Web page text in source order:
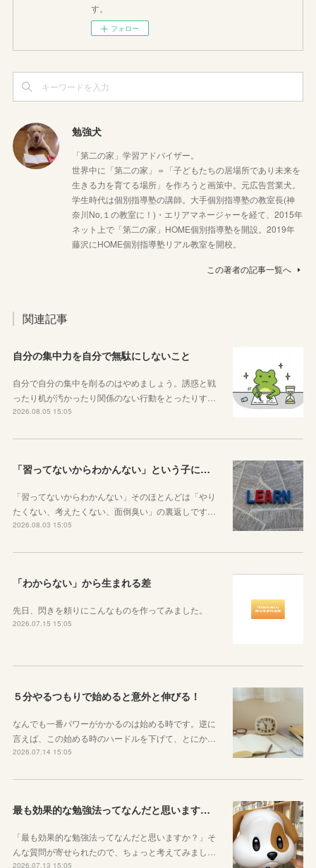
す。
フォロー
勉強犬
「第二の家」学習アドバイザー。
世界中に「第二の家」＝「子どもたちの居場所であり未来を
生きる力を育てる場所」を作ろうと画策中。元広告営業犬。
学生時代は個別指導塾の講師。大手個別指導塾の教室長(神
奈川No,１の教室に！)・エリアマネージャーを経て、2015年
ネット上で「第二の家」HOME個別指導塾を開設。2019年
藤沢にHOME個別指導塾リアル教室を開校。
この著者の記事一覧へ
関連記事
自分の集中力を自分で無駄にしないこと
自分で自分の集中を削るのはやめましょう。誘惑と戦
ったり机が汚かったり関係のない行動をとったりす…
2026.08.05 15:05
「習ってないからわかんない」という子に伝えたい、勉強しようと思ったらその方法はいくらでもあるということ
「習ってないからわかんない」そのほとんどは「やり
たくない、考えたくない、面倒臭い」の裏返しです…
2026.08.03 15:05
「わからない」から生まれる差
先日、閃きを頼りにこんなものを作ってみました。
2026.07.15 15:05
５分やるつもりで始めると意外と伸びる！
なんでも一番パワーがかかるのは始める時です。逆に
言えば、この始める時のハードルを下げて、とにか…
2026.07.14 15:05
最も効果的な勉強法ってなんだと思いますか？
「最も効果的な勉強法ってなんだと思いますか？」そ
んな質問が寄せられたので、ちょっと考えてみまし…
2026.07.13 15:05